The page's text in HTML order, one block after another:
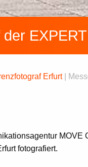
Erfurt|
fotografiert.